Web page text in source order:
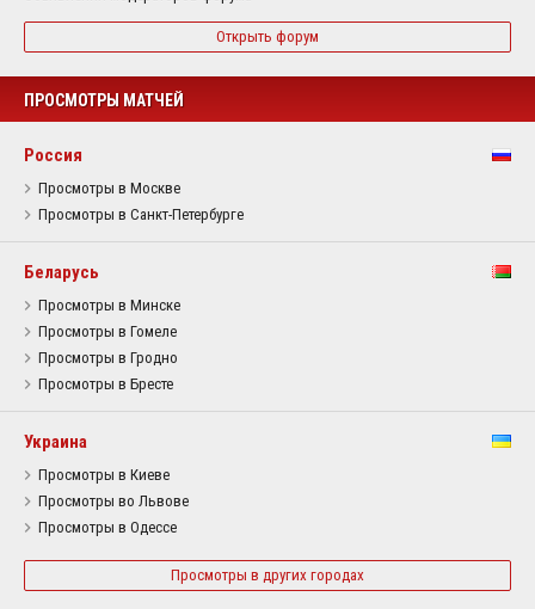
Открыть форум
ПРОСМОТРЫ МАТЧЕЙ
Россия
Просмотры в Москве
Просмотры в Санкт-Петербурге
Беларусь
Просмотры в Минске
Просмотры в Гомеле
Просмотры в Гродно
Просмотры в Бресте
Украина
Просмотры в Киеве
Просмотры во Львове
Просмотры в Одессе
Просмотры в других городах